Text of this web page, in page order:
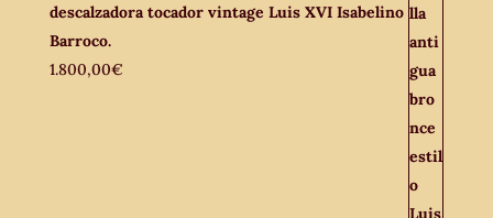
descalzadora tocador vintage Luis XVI Isabelino
Barroco.
1.800,00€